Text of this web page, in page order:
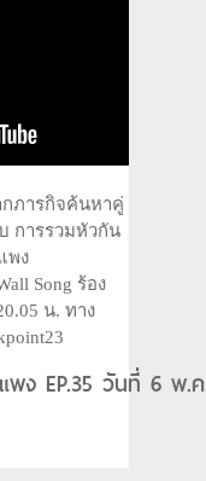
กภารกิจค้นหาคู่
การรวมหัวกัน
พง
Song ร้อง
น. ทาง
พง EP.35 วันที่ 6 พ